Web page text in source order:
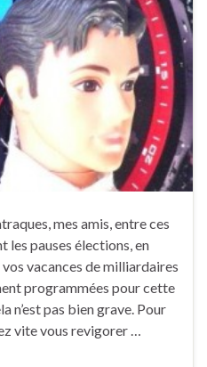
mes amis, entre ces
pauses élections, en
vacances de milliardaires
programmées pour cette
n’est pas bien grave. Pour
vite vous revigorer …